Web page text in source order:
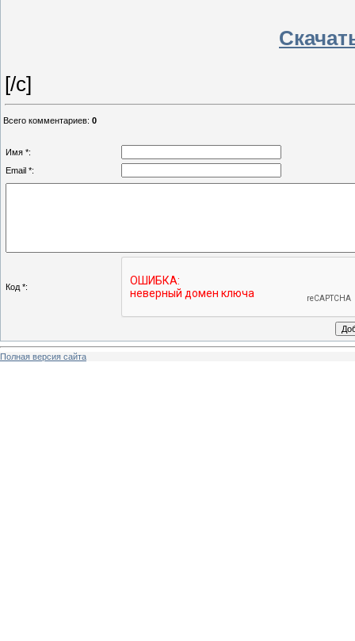
[/c]
Всего комментариев: 0
Имя *:
Email *:
Код *:
Полная версия сайта